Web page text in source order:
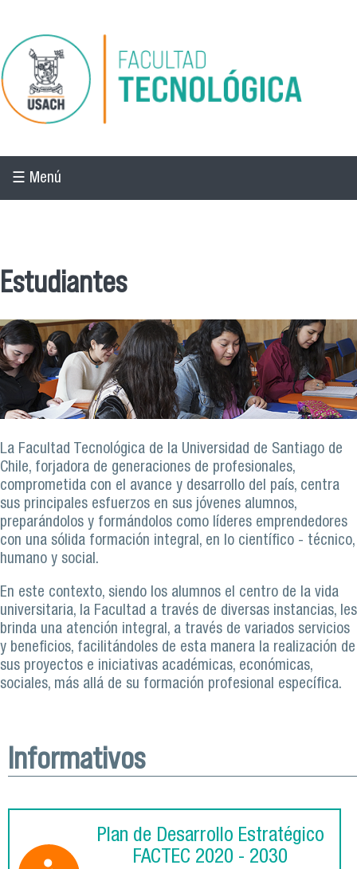
Pasar al contenido principal
☰ Menú
Estudiantes
La Facultad Tecnológica de la Universidad de Santiago de
Chile, forjadora de generaciones de profesionales,
comprometida con el avance y desarrollo del país, centra
sus principales esfuerzos en sus jóvenes alumnos,
preparándolos y formándolos como líderes emprendedores
con una sólida formación integral, en lo científico - técnico,
humano y social.
En este contexto, siendo los alumnos el centro de la vida
universitaria, la Facultad a través de diversas instancias, les
brinda una atención integral, a través de variados servicios
y beneficios, facilitándoles de esta manera la realización de
sus proyectos e iniciativas académicas, económicas,
sociales, más allá de su formación profesional específica.
Informativos
Plan de Desarrollo Estratégico
FACTEC 2020 - 2030